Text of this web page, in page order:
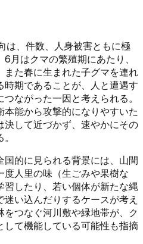
、件数、人身被害ともに極
月はクマの繁殖期にあたり、
た春に生まれた子グマを連れ
期であることが、人と遭遇す
ながった一因と考えられる。
能から攻撃的になりやすいた
して近づかず、速やかにその
的に見られる背景には、山間
人里の味（生ごみや果樹な
習したり、若い個体が新たな縄
い込んだりするケースが考え
つなぐ河川敷や緑地帯が、ク
して機能している可能性も指摘